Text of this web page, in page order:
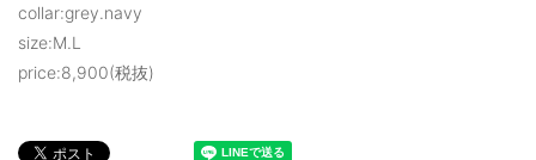
collar:grey.navy
size:M.L
price:8,900(税抜)